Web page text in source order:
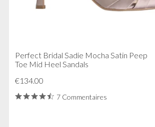
Perfect Bridal Sadie Mocha Satin Peep
Toe Mid Heel Sandals
€134.00
7 Commentaires